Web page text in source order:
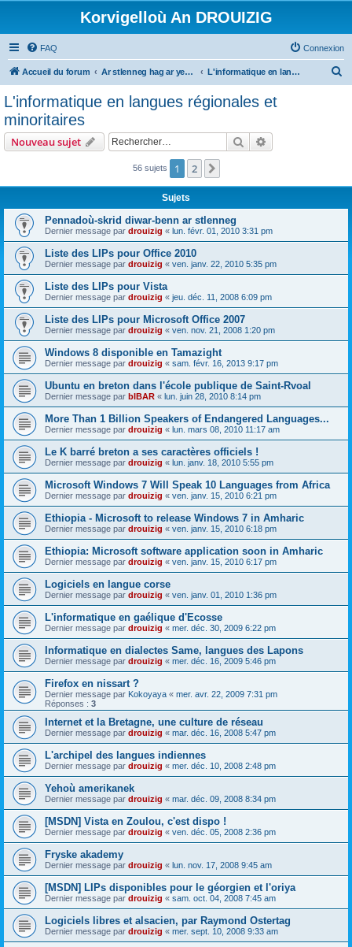
Korvigelloù An DROUIZIG
FAQ Connexion
Accueil du forum Ar stlenneg hag ar yezhoù bihan er bed a-bezh L'informatique en langues régionales et minoritaires
c
r
L'informatique en langues régionales et
minoritaires
Nouveau sujet Rechercher
56 sujets 1 2
Sujets
Pennadoù-skrid diwar-benn ar stlenneg
Dernier message par drouizig « lun. févr. 01, 2010 3:31 pm
Liste des LIPs pour Office 2010
Dernier message par drouizig « ven. janv. 22, 2010 5:35 pm
Liste des LIPs pour Vista
Dernier message par drouizig « jeu. déc. 11, 2008 6:09 pm
Liste des LIPs pour Microsoft Office 2007
Dernier message par drouizig « ven. nov. 21, 2008 1:20 pm
Windows 8 disponible en Tamazight
Dernier message par drouizig « sam. févr. 16, 2013 9:17 pm
Ubuntu en breton dans l'école publique de Saint-Rvoal
Dernier message par bIBAR « lun. juin 28, 2010 8:14 pm
More Than 1 Billion Speakers of Endangered Languages...
Dernier message par drouizig « lun. mars 08, 2010 11:17 am
Le K barré breton a ses caractères officiels !
Dernier message par drouizig « lun. janv. 18, 2010 5:55 pm
Microsoft Windows 7 Will Speak 10 Languages from Africa
Dernier message par drouizig « ven. janv. 15, 2010 6:21 pm
Ethiopia - Microsoft to release Windows 7 in Amharic
Dernier message par drouizig « ven. janv. 15, 2010 6:18 pm
Ethiopia: Microsoft software application soon in Amharic
Dernier message par drouizig « ven. janv. 15, 2010 6:17 pm
Logiciels en langue corse
Dernier message par drouizig « ven. janv. 01, 2010 1:36 pm
L'informatique en gaélique d'Ecosse
Dernier message par drouizig « mer. déc. 30, 2009 6:22 pm
Informatique en dialectes Same, langues des Lapons
Dernier message par drouizig « mer. déc. 16, 2009 5:46 pm
Firefox en nissart ?
Dernier message par Kokoyaya « mer. avr. 22, 2009 7:31 pm
Réponses : 3
Internet et la Bretagne, une culture de réseau
Dernier message par drouizig « mar. déc. 16, 2008 5:47 pm
L'archipel des langues indiennes
Dernier message par drouizig « mer. déc. 10, 2008 2:48 pm
Yehoù amerikanek
Dernier message par drouizig « mar. déc. 09, 2008 8:34 pm
[MSDN] Vista en Zoulou, c'est dispo !
Dernier message par drouizig « ven. déc. 05, 2008 2:36 pm
Fryske akademy
Dernier message par drouizig « lun. nov. 17, 2008 9:45 am
[MSDN] LIPs disponibles pour le géorgien et l'oriya
Dernier message par drouizig « sam. oct. 04, 2008 7:45 am
Logiciels libres et alsacien, par Raymond Ostertag
Dernier message par drouizig « mer. sept. 10, 2008 9:33 am